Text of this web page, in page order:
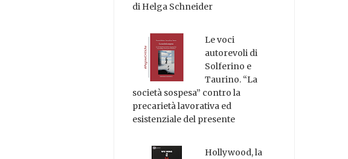
di Helga Schneider
Le voci
autorevoli di
Solferino e
Taurino. “La
società sospesa” contro la
precarietà lavorativa ed
esistenziale del presente
Hollywood, la